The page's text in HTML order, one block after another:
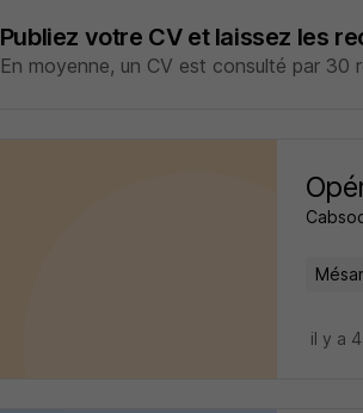
Publiez votre CV et laissez les
En moyenne, un CV est consulté par 30
il y a